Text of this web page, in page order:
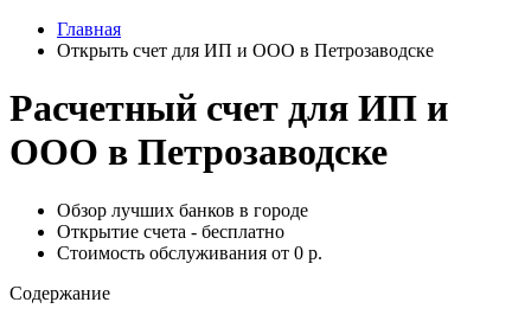
Главная
Открыть счет для ИП и ООО в Петрозаводске
Расчетный счет для ИП и
ООО в Петрозаводске
Обзор лучших банков в городе
Открытие счета - бесплатно
Стоимость обслуживания от 0 р.
Содержание